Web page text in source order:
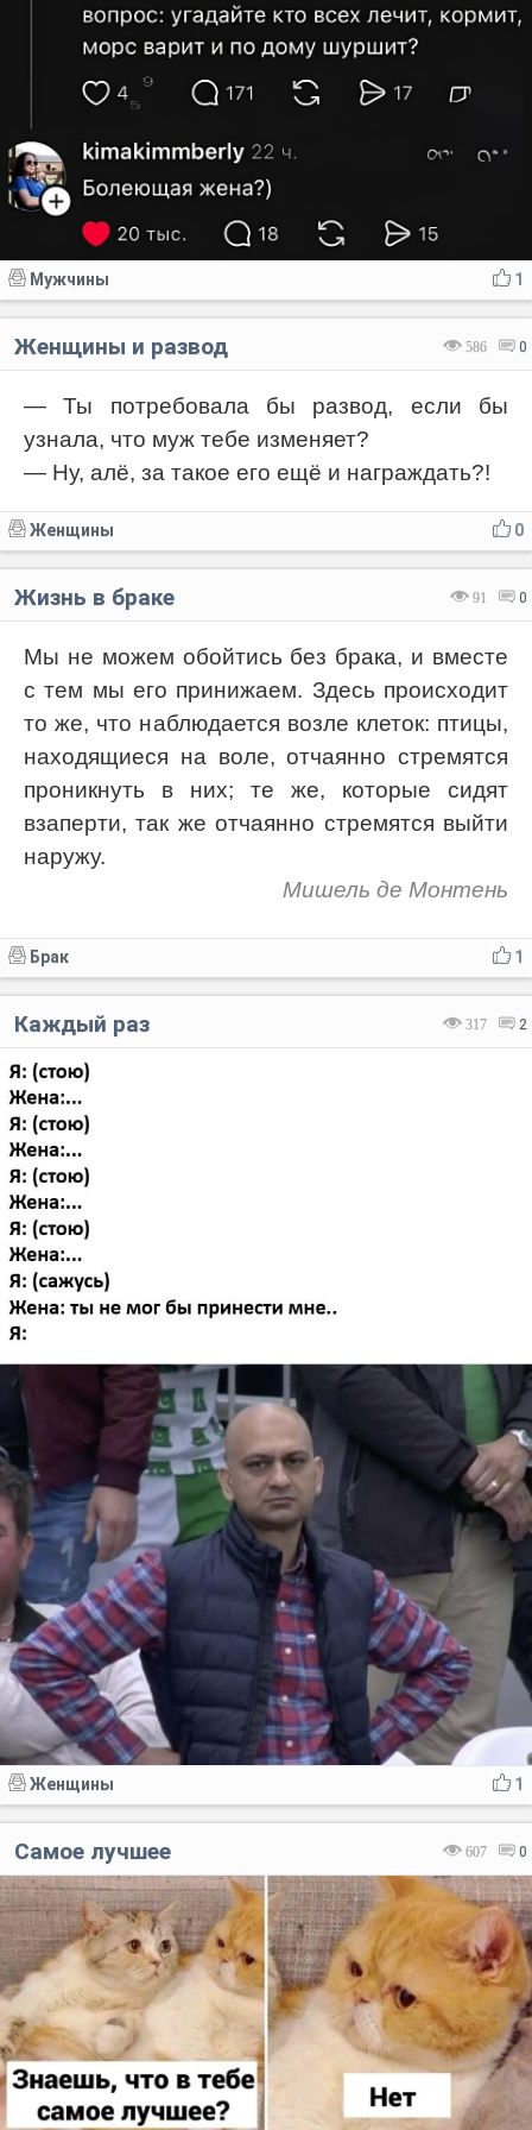
1
Мужчины
586 0
Женщины и развод
— Ты потребовала бы развод, если бы
узнала, что муж тебе изменяет?
— Ну, алё, за такое его ещё и награждать?!
0
Женщины
91 0
Жизнь в браке
Мы не можем обойтись без брака, и вместе
с тем мы его принижаем. Здесь происходит
то же, что наблюдается возле клеток: птицы,
находящиеся на воле, отчаянно стремятся
проникнуть в них; те же, которые сидят
взаперти, так же отчаянно стремятся выйти
наружу.
Мишель де Монтень
1
Брак
317 2
Каждый раз
1
Женщины
607 0
Самое лучшее